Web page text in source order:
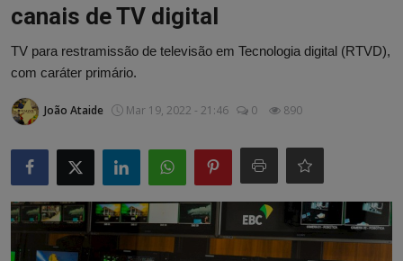
Contato
ARTIGOS
PODCASTS
GALERIA DE FOTOS
COLABORADORES
canais de TV digital
TV para restramissão de televisão em Tecnologia digital (RTVD),
com caráter primário.
João Ataide Mar 19, 2022 - 21:46 0 890